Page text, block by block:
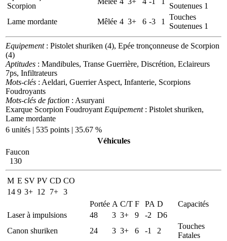
Scorpion
Soutenues 1
Lame mordante
Mêlée 4 3+ 6 -3 1
Touches
Soutenues 1
Equipement: Pistolet shuriken (4), Epée tronçonneuse de Scorpion
(4)
Aptitudes : Mandibules, Transe Guerrière, Discrétion, Eclaireurs
7ps, Infiltrateurs
Mots-clés : Aeldari, Guerrier Aspect, Infanterie, Scorpions
Foudroyants
Mots-clés de faction : Asuryani
Exarque Scorpion Foudroyant Equipement: Pistolet shuriken,
Lame mordante
6 unités | 535 points | 35.67 %
Véhicules
Faucon
130
M E SV PV CD CO
14 9 3+ 12 7+ 3
Portée A C/T F PA D
Capacités
Laser à impulsions
48 3 3+ 9 -2
D6
Canon shuriken
24 3 3+ 6 -1 2
Touches
Fatales